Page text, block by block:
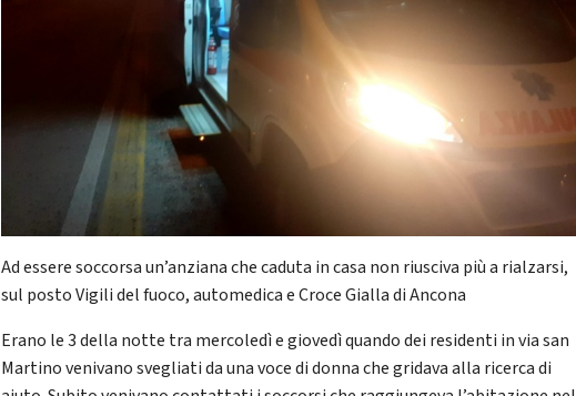
Ad essere soccorsa un’anziana che caduta in casa non riusciva più a rialzarsi,
sul posto Vigili del fuoco, automedica e Croce Gialla di Ancona
Erano le 3 della notte tra mercoledì e giovedì quando dei residenti in via san
Martino venivano svegliati da una voce di donna che gridava alla ricerca di